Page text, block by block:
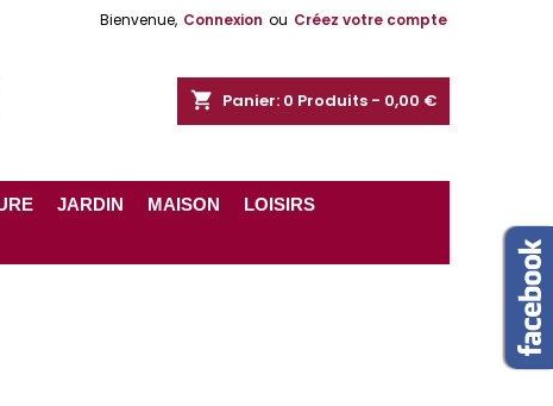
Bienvenue, Connexion ou Créez votre compte
shopping_cart Panier: 0 Produits - 0,00 €
JARDIN MAISON
LOISIRS